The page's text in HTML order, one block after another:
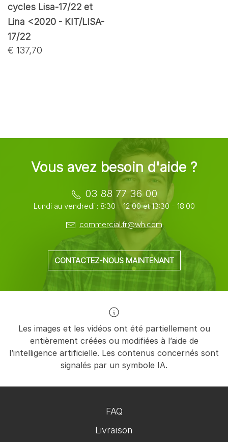
cycles Lisa-17/22 et
Lina <2020 - KIT/LISA-
17/22
€ 137,70
Vous avez besoin d'aide ?
03 88 77 36 00
Lundi au vendredi : 8:30 - 12:00 et 13:30 - 18:00
commercial.fr@wh.com
CONTACTEZ-NOUS MAINTENANT
Les images et les vidéos ont été partiellement ou
entièrement créées ou modifiées à l’aide de
l’intelligence artificielle. Les contenus concernés sont
signalés par un symbole IA.
FAQ
Livraison